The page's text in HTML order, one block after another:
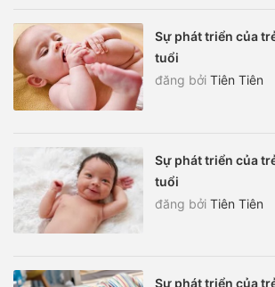
Sự phát triển của
tuổi
đăng bởi Tiên Tiên
Sự phát triển của
tuổi
đăng bởi Tiên Tiên
Sự phát triển của